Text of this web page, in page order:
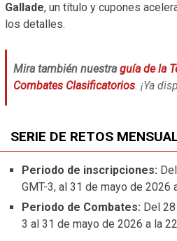
Gallade, un título y cupones
los detalles.
Mira también nuestra guía de la
Combates Clasificatorios. ¡Ya
SERIE DE RETOS
Periodo de inscripciones:
GMT-3, al 31 de mayo de 2026
Periodo de Combates: Del
3 al 31 de mayo de 2026 a la